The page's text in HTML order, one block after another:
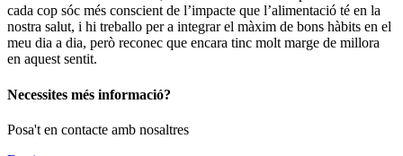
cada cop sóc més conscient de l’impacte que l’alimentació té en la
nostra salut, i hi treballo per a integrar el màxim de bons hàbits en el
meu dia a dia, però reconec que encara tinc molt marge de millora
en aquest sentit.
Necessites més informació?
Posa't en contacte amb nosaltres